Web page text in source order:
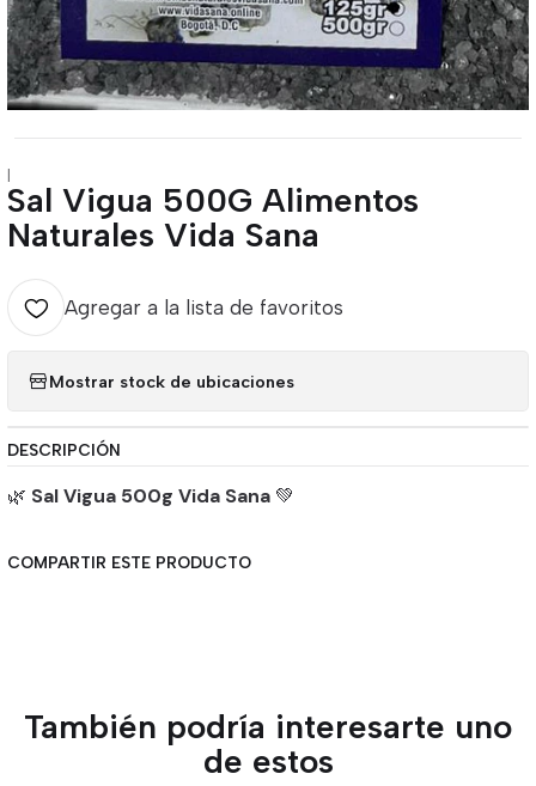
|
Sal Vigua 500G Alimentos
Naturales Vida Sana
Agregar a la lista de favoritos
Mostrar stock de ubicaciones
DESCRIPCIÓN
🌿 Sal Vigua 500g Vida Sana 💚
COMPARTIR ESTE PRODUCTO
También podría interesarte uno
de estos